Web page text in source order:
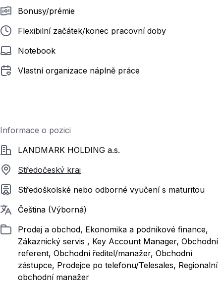
Bonusy/prémie
Flexibilní začátek/konec pracovní doby
Notebook
Vlastní organizace náplně práce
Informace o pozici
SpolečnostLANDMARK HOLDING a.s.
Středočeský kraj
Požadované vzdělání
Středoškolské nebo odborné vyučení s maturitou
Požadované jazyky
Čeština (Výborná)
ZařazenoProdej a obchod, Ekonomika a podnikové finance,
Zákaznický servis , Key Account Manager, Obchodní
referent, Obchodní ředitel/manažer, Obchodní
zástupce, Prodejce po telefonu/Telesales, Regionalní
obchodní manažer